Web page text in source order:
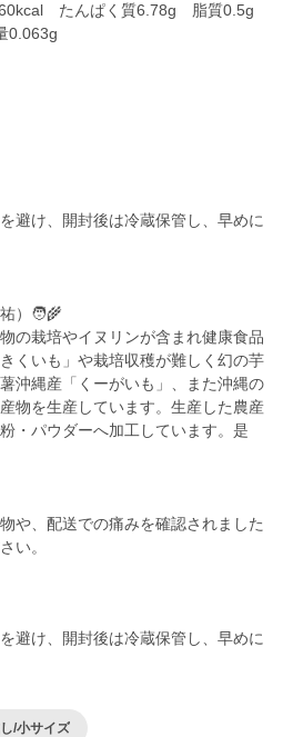
たんぱく質6.78g 脂質0.5g
0.063g
避け、開封後は冷蔵保管し、早めに
）🧑‍🌾
の栽培やイヌリンが含まれ健康食品
くいも」や栽培収穫が難しく幻の芋
沖縄産「くーがいも」、また沖縄の
物を生産しています。生産した農産
・パウダーへ加工しています。是
や、配送での痛みを確認されました
い。
避け、開封後は冷蔵保管し、早めに
/小サイズ